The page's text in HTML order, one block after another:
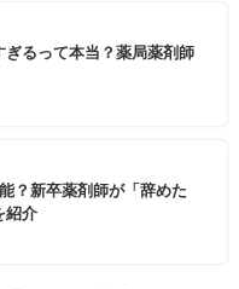
るって本当？薬局薬剤師
？新卒薬剤師が「辞めた
紹介